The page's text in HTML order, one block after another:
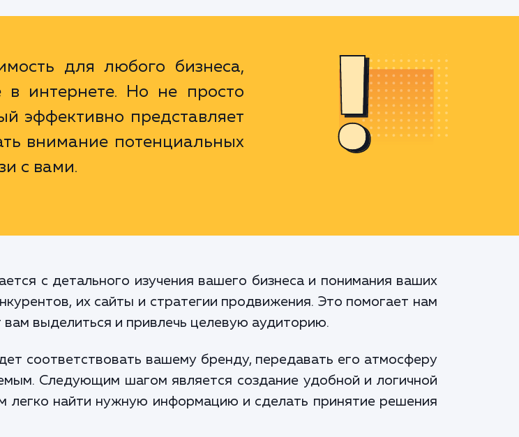
для любого бизнеса,
в интернете. Но не просто
эффективно представляет
внимание потенциальных
с вами.
с детального изучения вашего бизнеса и понимания ваших
их сайты и стратегии продвижения. Это помогает нам
выделиться и привлечь целевую аудиторию.
соответствовать вашему бренду, передавать его атмосферу
Следующим шагом является создание удобной и логичной
легко найти нужную информацию и сделать принятие решения